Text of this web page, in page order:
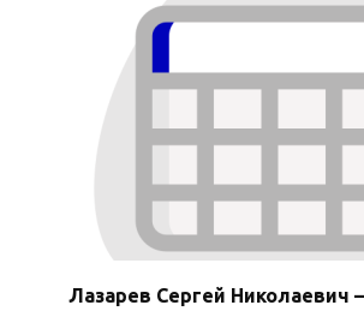
Лазарев Сергей Николаевич